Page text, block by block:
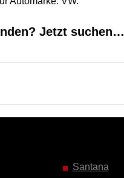
Jetzt suchen…
Santana